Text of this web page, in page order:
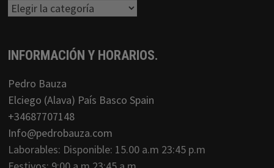
Categorias
INFORMACIÓN Y HORARIOS.
Pedro Bauza
Elciego (Alava) País Basco Spain
+34687707148
Info@pedrobauza.com
Laborables: Disponible: 15.00 a.m 23:45 p.m